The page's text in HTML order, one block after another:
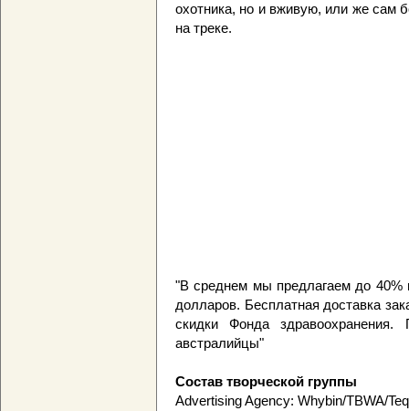
охотника, но и вживую, или же сам
на треке.
"В среднем мы предлагаем до 40%
долларов. Бесплатная доставка
скидки Фонда
австралийцы"
Состав творческой группы
Advertising Agency: Whybin/TBWA/